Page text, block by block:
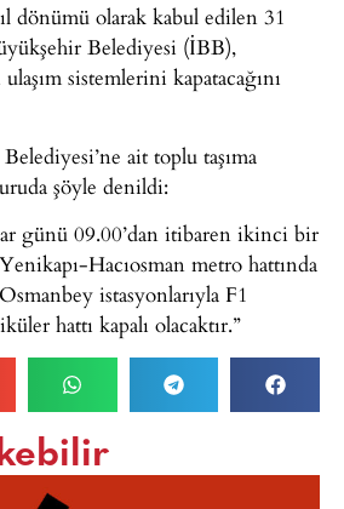
dönümü olarak kabul edilen 31
Belediyesi (İBB),
sistemlerini kapatacağını
ait toplu taşıma
şöyle denildi:
günü 09.00’dan itibaren ikinci bir
Hacıosman metro hattında
istasyonlarıyla F1
hattı kapalı olacaktır.”